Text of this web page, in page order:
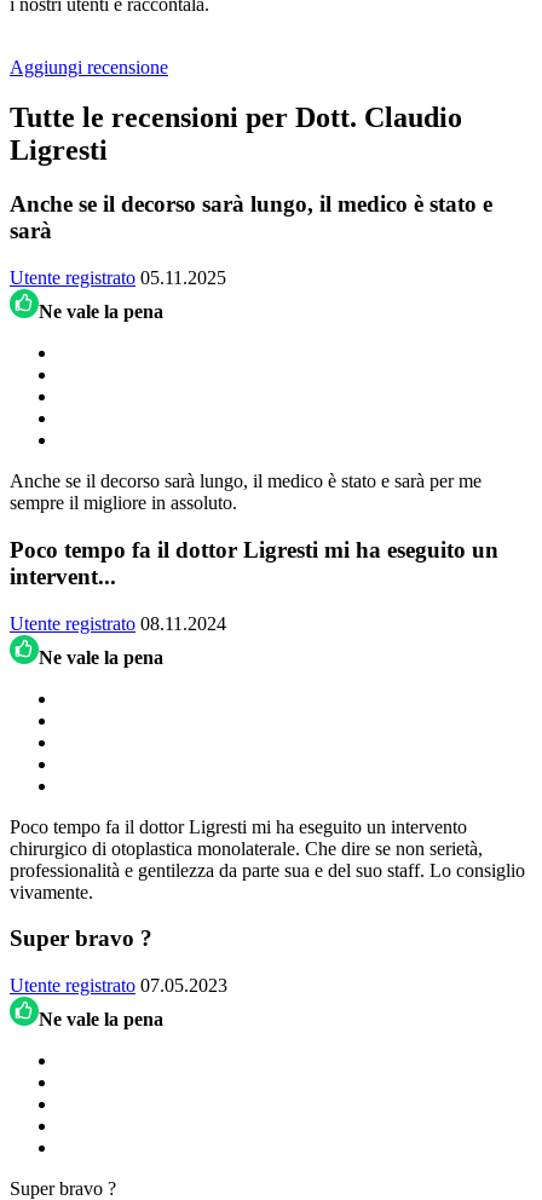
Aggiungi recensione
Tutte le recensioni per Dott. Claudio
Ligresti
Anche se il decorso sarà lungo, il medico è stato e
sarà
Utente registrato 05.11.2025
Ne vale la pena
Anche se il decorso sarà lungo, il medico è stato e sarà per me
sempre il migliore in assoluto.
Poco tempo fa il dottor Ligresti mi ha eseguito un
intervent...
Utente registrato 08.11.2024
Ne vale la pena
Poco tempo fa il dottor Ligresti mi ha eseguito un intervento
chirurgico di otoplastica monolaterale. Che dire se non serietà,
professionalità e gentilezza da parte sua e del suo staff. Lo consiglio
vivamente.
Super bravo ?
Utente registrato 07.05.2023
Ne vale la pena
Super bravo ?